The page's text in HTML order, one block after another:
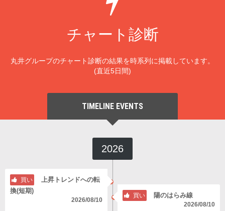
チャート診断
丸井グループのチャート診断の結果を時系列に掲載しています。
(直近5日間)
TIMELINE EVENTS
2026
買い
上昇トレンドへの転
換(短期)
2026/08/10
買い 陽のはらみ線
2026/08/10